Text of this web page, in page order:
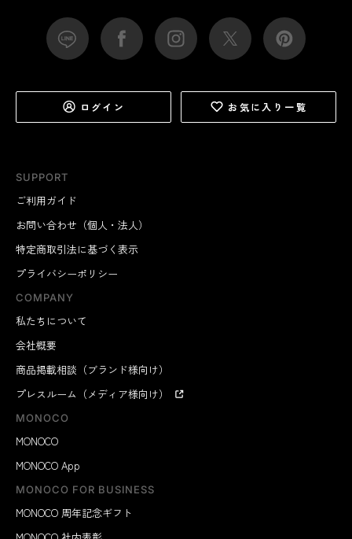
SUPPORT
ご利用ガイド
お問い合わせ（個人・法人）
特定商取引法に基づく表示
プライバシーポリシー
COMPANY
私たちについて
会社概要
商品掲載相談（ブランド様向け）
プレスルーム（メディア様向け）
MONOCO
MONOCO
MONOCO App
MONOCO FOR BUSINESS
MONOCO 周年記念ギフト
ログイン お気に入り一覧